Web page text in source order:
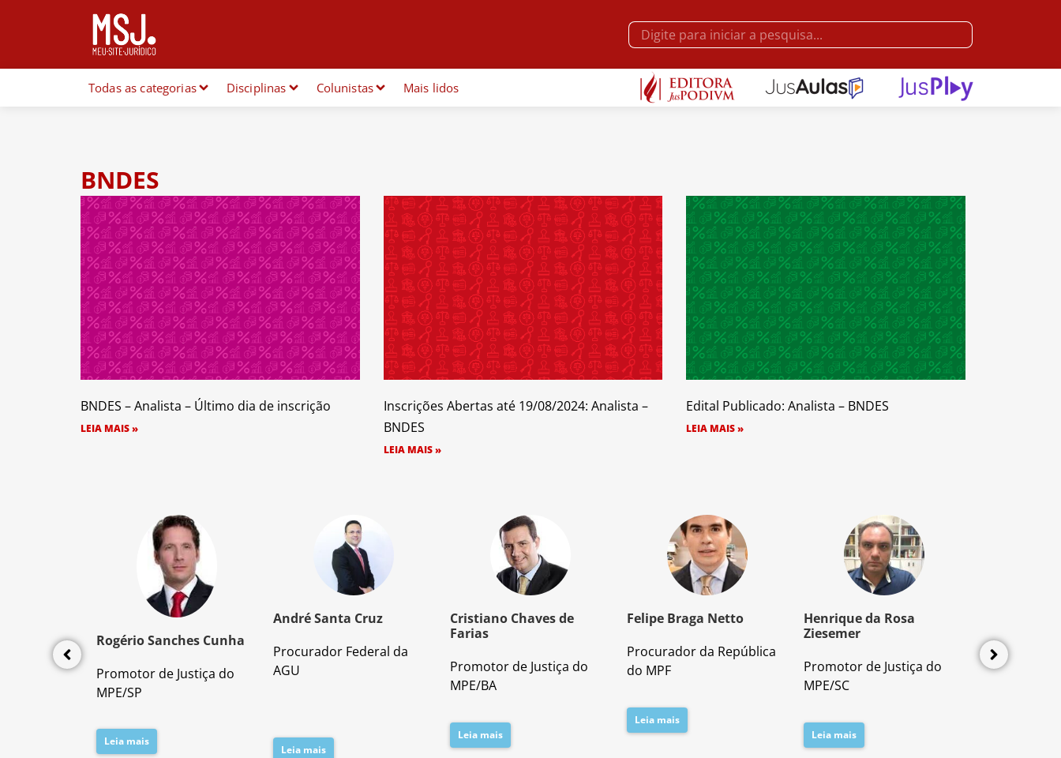
Todas as categorias Disciplinas Colunistas Mais lidos
BNDES
BNDES – Analista – Último dia de inscrição
LEIA MAIS »
Inscrições Abertas até 19/08/2024: Analista –
BNDES
LEIA MAIS »
Edital Publicado: Analista – BNDES
LEIA MAIS »
Civil
Rogério Sanches Cunha
Promotor de Justiça do
MPE/SP
Leia mais
André Santa Cruz
Procurador Federal da
AGU
Leia mais
Cristiano Chaves de
Farias
Promotor de Justiça do
MPE/BA
Leia mais
Felipe Braga Netto
Procurador da República
do MPF
Leia mais
Henrique da Rosa
Ziesemer
Promotor de Justiça do
MPE/SC
Leia mais
Advogado e
Direito